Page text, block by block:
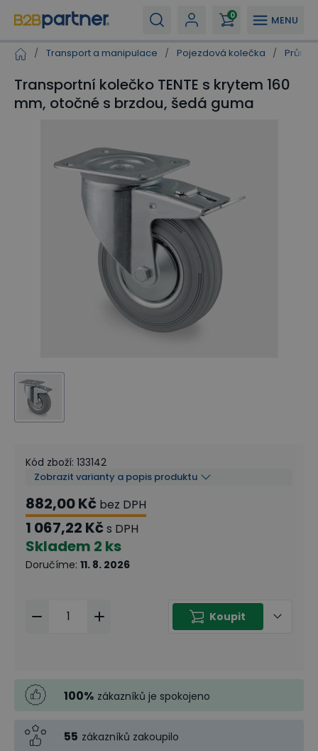
MENU
0
/ Transport a manipulace / Pojezdová kolečka /
Transportní kolečko TENTE s krytem 160
mm, otočné s brzdou, šedá guma
Kód zboží: 133142
Zobrazit varianty a popis produktu
882,00 Kč bez DPH
1 067,22 Kčs DPH
Skladem 2 ks
Doručíme: 11. 8. 2026
Koupit
100% zákazníků je spokojeno
55 zákazníků zakoupilo